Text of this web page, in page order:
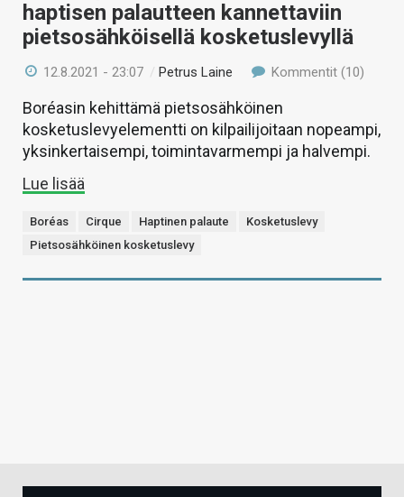
haptisen palautteen kannettaviin
pietsosähköisellä kosketuslevyllä
12.8.2021 - 23:07 /Petrus Laine Kommentit (10)
Boréasin kehittämä pietsosähköinen
kosketuslevyelementti on kilpailijoitaan nopeampi,
yksinkertaisempi, toimintavarmempi ja halvempi.
Lue lisää
Boréas Cirque Haptinen palaute
Kosketuslevy
Pietsosähköinen kosketuslevy